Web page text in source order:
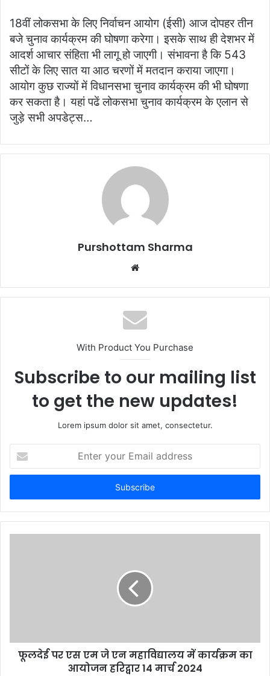
18वीं लोकसभा के लिए निर्वाचन आयोग (ईसी) आज दोपहर तीन
बजे चुनाव कार्यक्रम की घोषणा करेगा। इसके साथ ही देशभर में
आदर्श आचार संहिता भी लागू हो जाएगी। संभावना है कि 543
सीटों के लिए सात या आठ चरणों में मतदान कराया जाएगा।
आयोग कुछ राज्यों में विधानसभा चुनाव कार्यक्रम की भी घोषणा
कर सकता है। यहां पढें लोकसभा चुनाव कार्यक्रम के एलान से
जुड़े सभी अपडेट्स…
Purshottam Sharma
b
s
i
e
With Product You Purchase
Subscribe to our mailing list
to get the new updates!
Lorem ipsum dolor sit amet, consectetur.
t
r
y
फूलदेई पर एस एम जे एन महाविद्यालय में कार्यक्रम का
आयोजन हरिद्वार 14 मार्च 2024